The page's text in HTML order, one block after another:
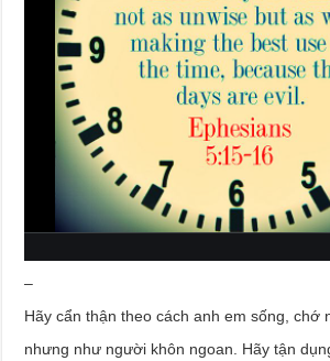
–
Hãy cẩn thận theo cách anh em sống, chớ
nhưng như người khôn ngoan. Hãy tận